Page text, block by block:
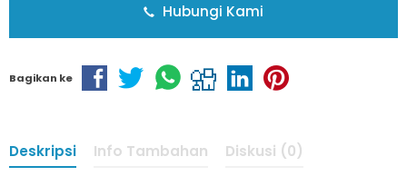
Hubungi Kami
Bagikan ke
Deskripsi Info Tambahan Diskusi (0)